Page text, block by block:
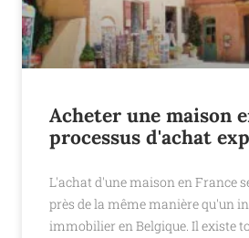
Acheter une maison
processus d'achat
L'achat d'une maison en France
près de la même manière qu'un
immobilier en Belgique. Il existe